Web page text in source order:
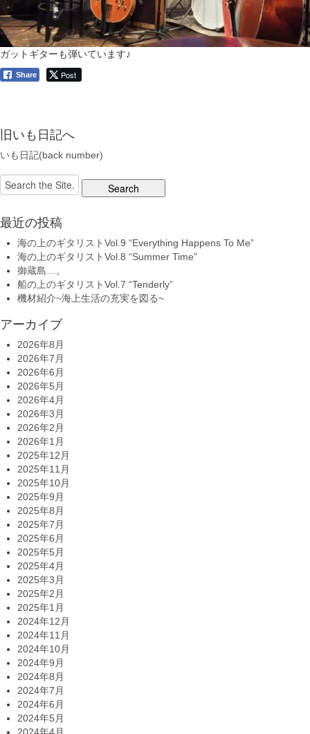
ガットギターも弾いています♪
Share Post
旧いも日記へ
いも日記(back number)
Search
for:
最近の投稿
海の上のギタリストVol.9 “Everything Happens To Me”
海の上のギタリストVol.8 “Summer Time”
御蔵島…。
船の上のギタリストVol.7 “Tenderly”
機材紹介~海上生活の充実を図る~
アーカイブ
2026年8月
2026年7月
2026年6月
2026年5月
2026年4月
2026年3月
2026年2月
2026年1月
2025年12月
2025年11月
2025年10月
2025年9月
2025年8月
2025年7月
2025年6月
2025年5月
2025年4月
2025年3月
2025年2月
2025年1月
2024年12月
2024年11月
2024年10月
2024年9月
2024年8月
2024年7月
2024年6月
2024年5月